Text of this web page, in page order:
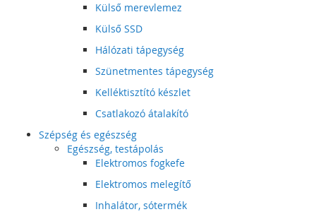
Külső merevlemez
Külső SSD
Hálózati tápegység
Szünetmentes tápegység
Kelléktisztító készlet
Csatlakozó átalakító
Szépség és egészség
Egészség, testápolás
Elektromos fogkefe
Elektromos melegítő
Inhalátor, sótermék